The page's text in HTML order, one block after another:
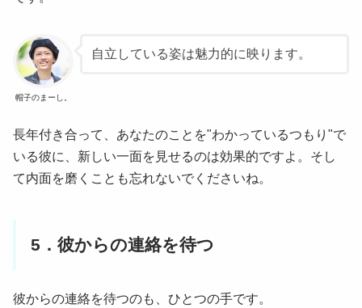
帽子のまーし。
自立している姿は魅力的に映ります。
長年付き合って、あなたのことを"わかっているつもり"で
いる彼に、新しい一面を見せるのは効果的ですよ。そし
て内面を磨くことも忘れないでくださいね。
5．彼からの連絡を待つ
彼からの連絡を待つのも、ひとつの手です。